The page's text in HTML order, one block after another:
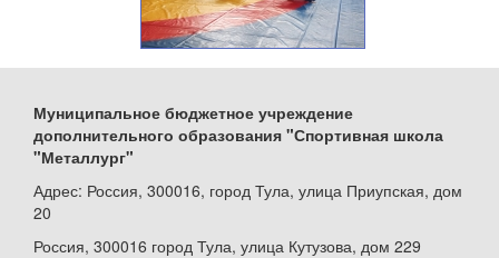
Муниципальное бюджетное учреждение
дополнительного образования "Спортивная школа
"Металлург"
Адрес: Россия, 300016, город Тула, улица Приупская, дом
20
Россия, 300016 город Тула, улица Кутузова, дом 229